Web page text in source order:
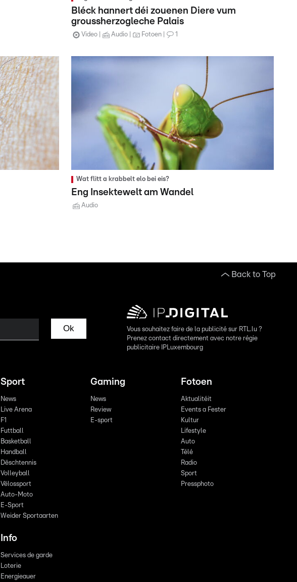
Bléck hannert déi zouenen Diere vum
groussherzogleche Palais
Video Audio Fotoen 1
Wat flitt a krabbelt elo bei eis?
Eng Insektewelt am Wandel
Audio
Back to Top
Ok
Vous souhaitez faire de la publicité sur RTL.lu ?
Prenez contact directement avec notre régie
publicitaire IPLuxembourg
Sport
News
Live Arena
F1
Futtball
Basketball
Handball
Dëschtennis
Volleyball
Vëlossport
Auto-Moto
E-Sport
Weider Sportaarten
Gaming
News
Review
E-sport
Fotoen
Aktualitéit
Events a Fester
Kultur
Lifestyle
Auto
Télé
Radio
Sport
Pressphoto
Info
Services de garde
Loterie
Energieauer